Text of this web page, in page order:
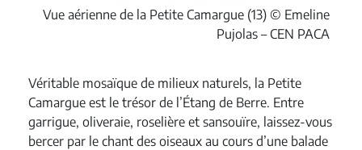
Vue aérienne de la Petite Camargue (13) © Emeline
Pujolas – CEN PACA
Véritable mosaïque de milieux naturels, la Petite
Camargue est le trésor de l’Étang de Berre. Entre
garrigue, oliveraie, roselière et sansouïre, laissez-vous
bercer par le chant des oiseaux au cours d’une balade